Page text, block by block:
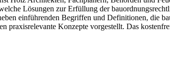
Lösungen zur Erfüllung der
einführenden Begriffen und Definitionen, die
praxisrelevante Konzepte vorgestellt. Das